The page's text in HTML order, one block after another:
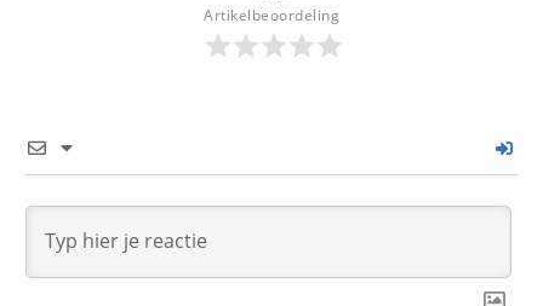
Artikelbeoordeling